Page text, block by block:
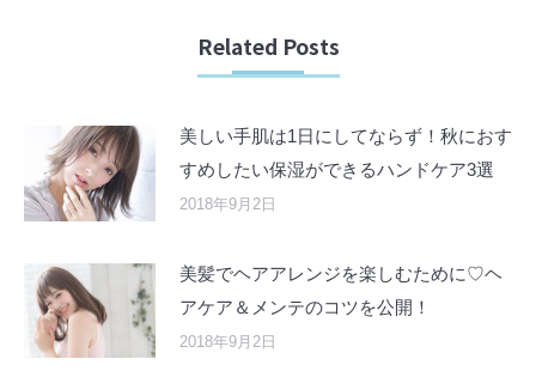
Related Posts
美しい手肌は1日にしてならず！秋におす
すめしたい保湿ができるハンドケア3選
2018年9月2日
美髪でヘアアレンジを楽しむために♡ヘ
アケア＆メンテのコツを公開！
2018年9月2日